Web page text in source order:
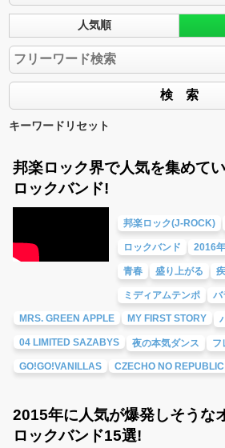
人気順
キーワードリセット
邦楽ロック界で人気を集めて
ロックバンド!
邦楽ロック(J-ROCK)
ロックバンド 2016年
青春 盛り上がる
ミディアムテンポ バ
MRS. GREEN APPLE MY FIRST STORY
04 LIMITED SAZABYS 夜の本気ダンス フ
GO!GO!VANILLAS CZECHO NO REPUBLIC
2015年に人気が爆発しそうな
ロックバンド15選!